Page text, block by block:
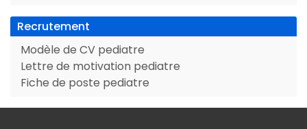
Recrutement
Modèle de CV pediatre
Lettre de motivation pediatre
Fiche de poste pediatre